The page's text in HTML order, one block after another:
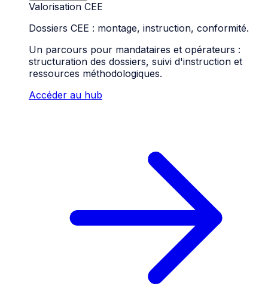
Valorisation CEE
Dossiers CEE : montage, instruction, conformité.
Un parcours pour mandataires et opérateurs :
structuration des dossiers, suivi d'instruction et
ressources méthodologiques.
Accéder au hub